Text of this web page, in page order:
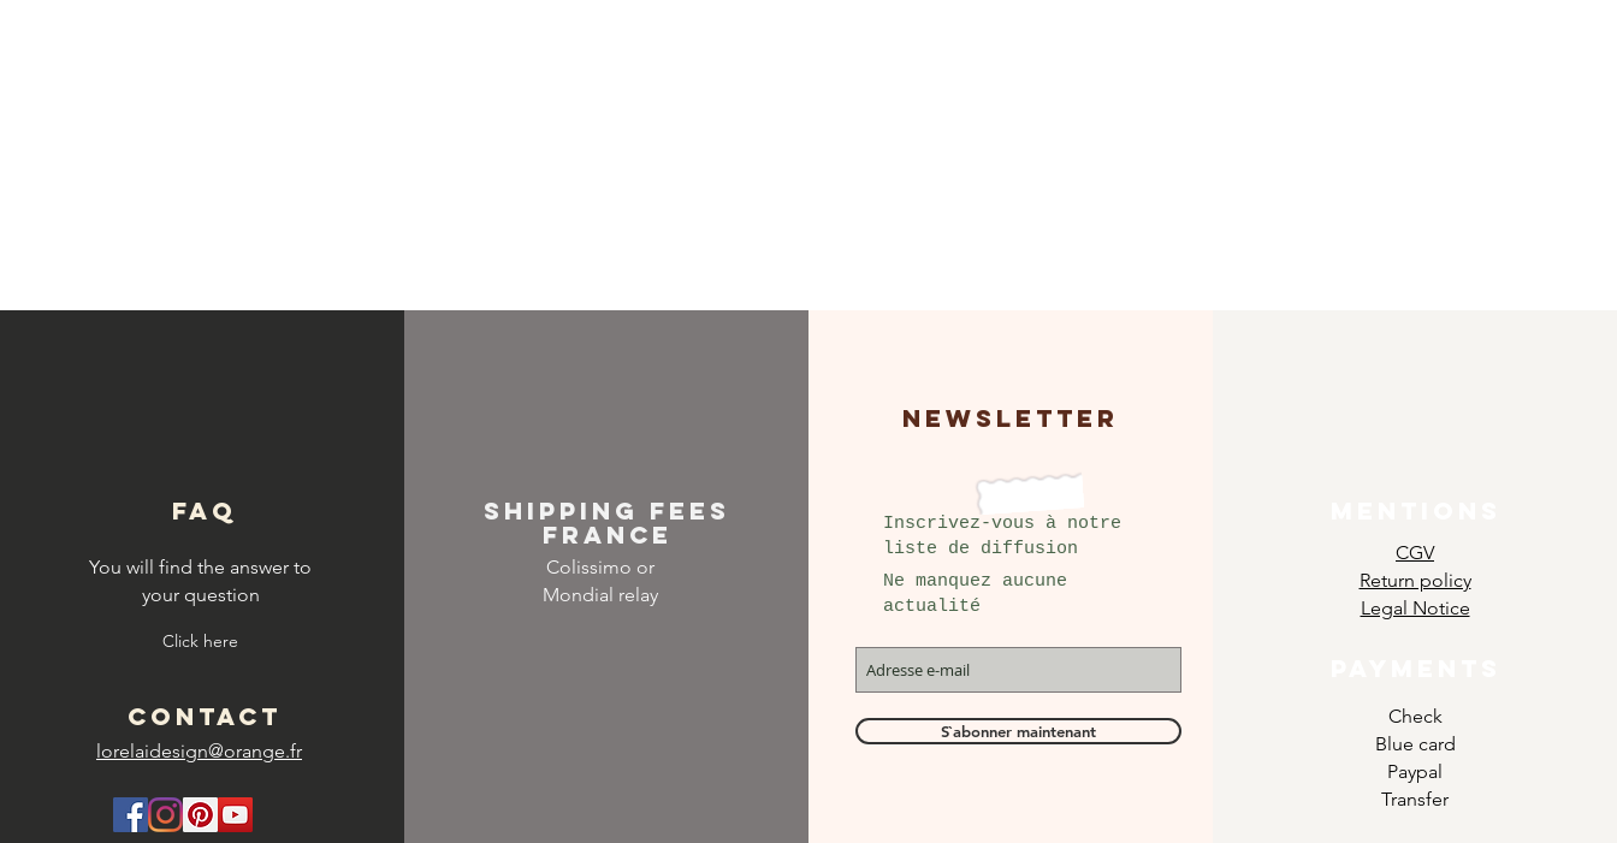
FAQ
You will find the answer to
your question
Click here
CONTACT
lorelaidesign@orange.fr
SHIPPING FEES
FRANCE
Colissimo or
Mondial relay
NEWSLETTER
Inscrivez-vous à notre
liste de diffusion
Ne manquez aucune
actualité
S`abonner maintenant
CGV
Return policy
Legal Notice
Check
Blue card
Paypal
Transfer